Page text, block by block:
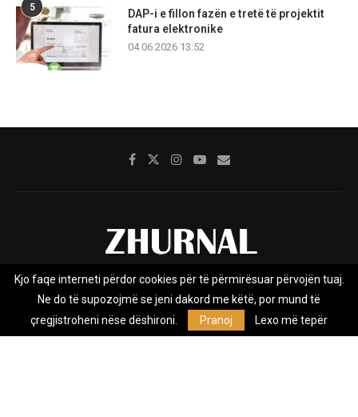
5
DAP-i e fillon fazën e tretë të projektit
fatura elektronike
04.06.2026 13:52
Rreth nesh Impresumi Marketing
Privacy Policy
Zhurnal.mk është Agjenci e Lajmeve e pavarur, e themeluar në vitin
Kjo faqe interneti përdor cookies për të përmirësuar përvojën tuaj.
Ne do të supozojmë se jeni dakord me këtë, por mund të
çregjistroheni nëse dëshironi.
Pranoj Lexo më tepër